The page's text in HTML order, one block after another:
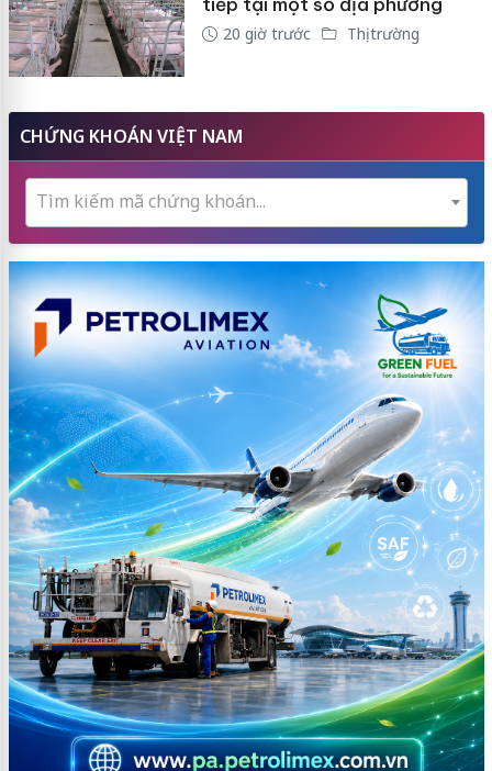
20 giờ trước Thị trường
CHỨNG KHOÁN VIỆT NAM
Tìm kiếm mã chứng khoán...